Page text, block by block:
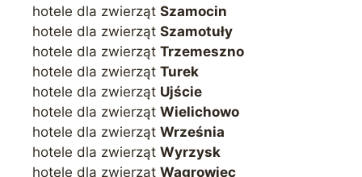
hotele dla zwierząt Szamocin
hotele dla zwierząt Szamotuły
hotele dla zwierząt Trzemeszno
hotele dla zwierząt Turek
hotele dla zwierząt Ujście
hotele dla zwierząt Wielichowo
hotele dla zwierząt Września
hotele dla zwierząt Wyrzysk
hotele dla zwierząt Wągrowiec